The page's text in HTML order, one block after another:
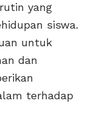
yang
siswa.
untuk
dan
terhadap